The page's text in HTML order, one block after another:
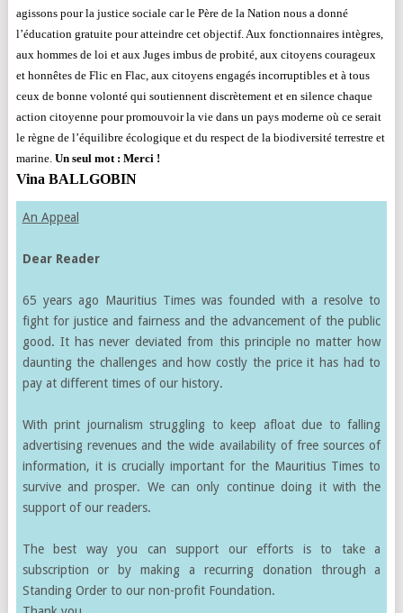
agissons pour la justice sociale car le Père de la Nation nous a donné
l’éducation gratuite pour atteindre cet objectif. Aux fonctionnaires intègres,
aux hommes de loi et aux Juges imbus de probité, aux citoyens courageux
et honnêtes de Flic en Flac, aux citoyens engagés incorruptibles et à tous
ceux de bonne volonté qui soutiennent discrètement et en silence chaque
action citoyenne pour promouvoir la vie dans un pays moderne où ce serait
le règne de l’équilibre écologique et du respect de la biodiversité terrestre et
marine. Un seul mot : Merci !
Vina BALLGOBIN
An Appeal
Dear Reader
65 years ago Mauritius Times was founded with a resolve to
fight for justice and fairness and the advancement of the public
good. It has never deviated from this principle no matter how
daunting the challenges and how costly the price it has had to
pay at different times of our history.
With print journalism struggling to keep afloat due to falling
advertising revenues and the wide availability of free sources of
information, it is crucially important for the Mauritius Times to
survive and prosper. We can only continue doing it with the
support of our readers.
The best way you can support our efforts is to take a
subscription or by making a recurring donation through a
Standing Order to our non-profit Foundation.